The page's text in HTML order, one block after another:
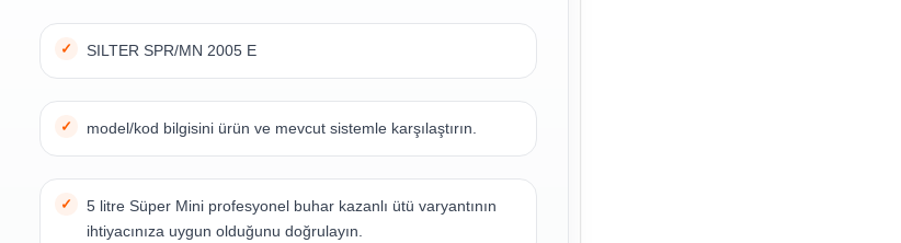
SILTER SPR/MN 2005 E
model/kod bilgisini ürün ve mevcut sistemle karşılaştırın.
5 litre Süper Mini profesyonel buhar kazanlı ütü varyantının
ihtiyacınıza uygun olduğunu doğrulayın.